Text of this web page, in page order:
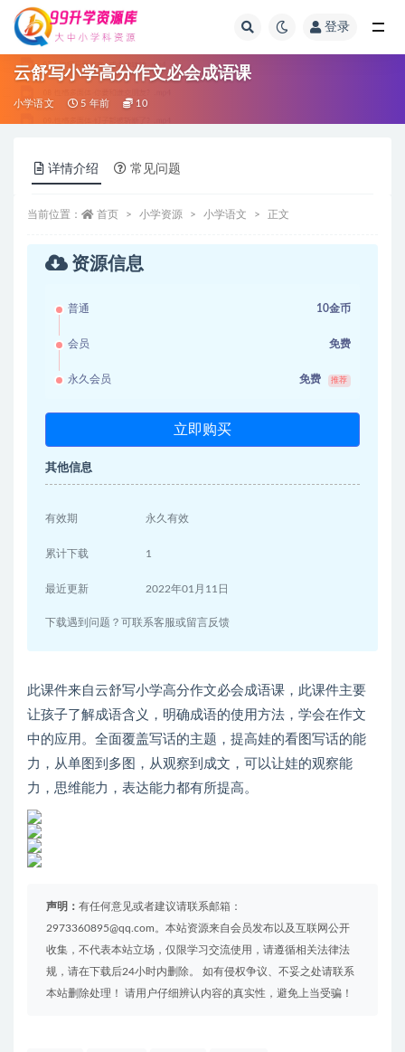
登录
云舒写小学高分作文必会成语课
小学语文 5 年前 10
详情介绍 常见问题
当前位置： 首页 小学资源 小学语文 正文
资源信息
普通 10金币
会员 免费
永久会员 免费 推荐
立即购买
其他信息
有效期 永久有效
累计下载 1
最近更新 2022年01月11日
下载遇到问题？可联系客服或留言反馈
此课件来自云舒写小学高分作文必会成语课，此课件主要
让孩子了解成语含义，明确成语的使用方法，学会在作文
中的应用。全面覆盖写话的主题，提高娃的看图写话的能
力，从单图到多图，从观察到成文，可以让娃的观察能
力，思维能力，表达能力都有所提高。
声明： 有任何意见或者建议请联系邮箱：
2973360895@qq.com。本站资源来自会员发布以及互联网公开
收集，不代表本站立场，仅限学习交流使用，请遵循相关法律法
规，请在下载后24小时内删除。 如有侵权争议、不妥之处请联系
本站删除处理！ 请用户仔细辨认内容的真实性，避免上当受骗！